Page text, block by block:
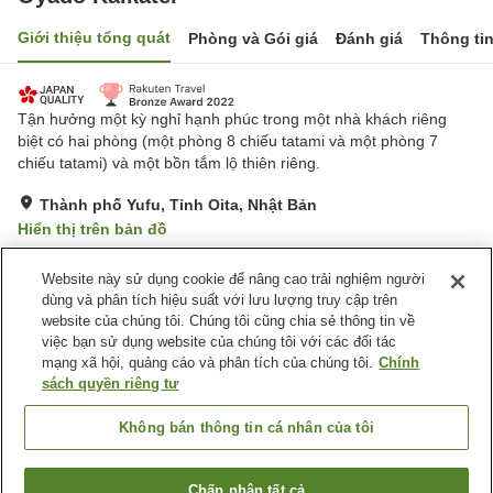
Giới thiệu tổng quát Phòng và Gói giá Đánh giá Thông
Tận hưởng một kỳ nghỉ hạnh phúc trong một nhà khách riêng
biệt có hai phòng (một phòng 8 chiếu tatami và một phòng 7
chiếu tatami) và một bồn tắm lộ thiên riêng.
Thành phố Yufu, Tỉnh Oita, Nhật Bản
Hiển thị trên bản đồ
Tiện nghi chỗ nghỉ
Bãi đỗ xe
Nhà Tắm Lộ Thiên (Có
Nhà Tắm Công Cộng (Có
Giao Hàng Tận Nhà
Website này sử dụng cookie để nâng cao trải nghiệm người
dùng và phân tích hiệu suất với lưu lượng truy cập trên
website của chúng tôi. Chúng tôi cũng chia sẻ thông tin về
việc bạn sử dụng website của chúng tôi với các đối tác
mạng xã hội, quảng cáo và phân tích của chúng tôi. Chính
sách quyền riêng tư
Không bán thông tin cá nhân của tôi